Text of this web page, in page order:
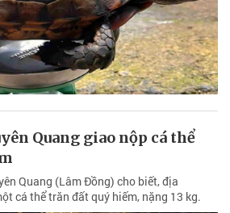
Quang giao nộp cá thể
Quang (Lâm Đồng) cho biết, địa
cá thể trăn đất quý hiếm, nặng 13 kg.